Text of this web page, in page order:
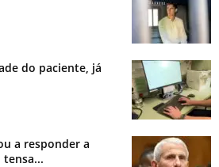
do paciente, já
a responder a